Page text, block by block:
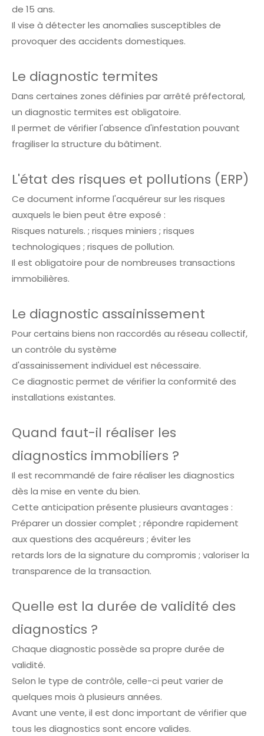
de 15 ans.
Il vise à détecter les anomalies susceptibles de
provoquer des accidents domestiques.
Le diagnostic termites
Dans certaines zones définies par arrêté préfectoral,
un diagnostic termites est obligatoire.
Il permet de vérifier l'absence d'infestation pouvant
fragiliser la structure du bâtiment.
L'état des risques et pollutions (ERP)
Ce document informe l'acquéreur sur les risques
auxquels le bien peut être exposé :
Risques naturels. ; risques miniers ; risques
technologiques ; risques de pollution.
Il est obligatoire pour de nombreuses transactions
immobilières.
Le diagnostic assainissement
Pour certains biens non raccordés au réseau collectif,
un contrôle du système
d'assainissement individuel est nécessaire.
Ce diagnostic permet de vérifier la conformité des
installations existantes.
Quand faut-il réaliser les
diagnostics immobiliers ?
Il est recommandé de faire réaliser les diagnostics
dès la mise en vente du bien.
Cette anticipation présente plusieurs avantages :
Préparer un dossier complet ; répondre rapidement
aux questions des acquéreurs ; éviter les
retards lors de la signature du compromis ; valoriser la
transparence de la transaction.
Quelle est la durée de validité des
diagnostics ?
Chaque diagnostic possède sa propre durée de
validité.
Selon le type de contrôle, celle-ci peut varier de
quelques mois à plusieurs années.
Avant une vente, il est donc important de vérifier que
tous les diagnostics sont encore valides.